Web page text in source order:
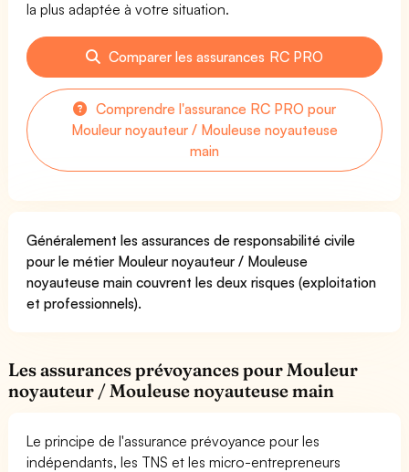
la plus adaptée à votre situation.
Comparer les assurances RC PRO
Comprendre l'assurance RC PRO pour
Mouleur noyauteur / Mouleuse noyauteuse
main
Généralement les assurances de responsabilité civile
pour le métier Mouleur noyauteur / Mouleuse
noyauteuse main couvrent les deux risques (exploitation
et professionnels).
Les assurances prévoyances pour Mouleur
noyauteur / Mouleuse noyauteuse main
Le principe de l'assurance prévoyance pour les
indépendants, les TNS et les micro-entrepreneurs